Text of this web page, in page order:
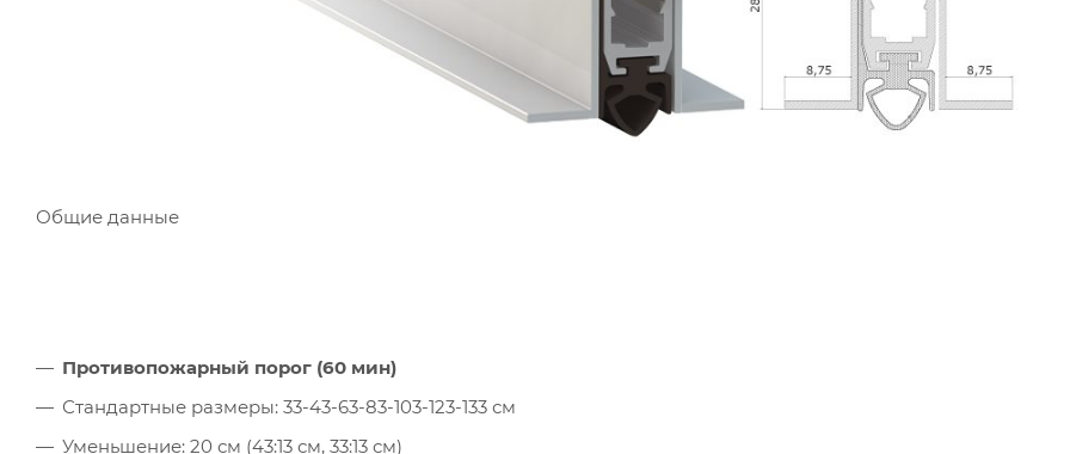
Общие данные
Противопожарный порог (60 мин)
Стандартные размеры: 33-43-63-83-103-123-133 см
Уменьшение: 20 см (43:13 см, 33:13 см)